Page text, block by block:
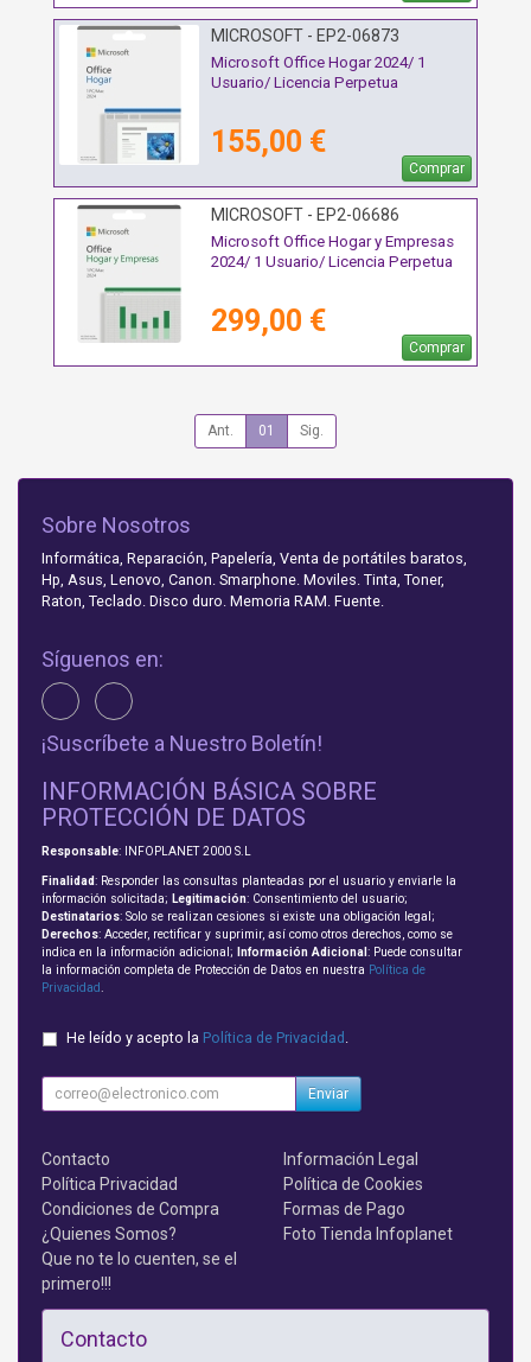
MICROSOFT - EP2-06873
Microsoft Office Hogar 2024/ 1
Usuario/ Licencia Perpetua
155,00 €
Comprar
MICROSOFT - EP2-06686
Microsoft Office Hogar y Empresas
2024/ 1 Usuario/ Licencia Perpetua
299,00 €
Comprar
Ant. 01 Sig.
Sobre Nosotros
Informática, Reparación, Papelería, Venta de portátiles baratos,
Hp, Asus, Lenovo, Canon. Smarphone. Moviles. Tinta, Toner,
Raton, Teclado. Disco duro. Memoria RAM. Fuente.
Síguenos en:
¡Suscríbete a Nuestro Boletín!
INFORMACIÓN BÁSICA SOBRE
PROTECCIÓN DE DATOS
Responsable: INFOPLANET 2000 S.L
Finalidad: Responder las consultas planteadas por el usuario y enviarle la
información solicitada; Legitimación: Consentimiento del usuario;
Destinatarios: Solo se realizan cesiones si existe una obligación legal;
Derechos: Acceder, rectificar y suprimir, así como otros derechos, como se
indica en la información adicional;
Información Adicional : Puede consultar
la información completa de Protección de Datos en nuestra Política de
Privacidad
He leído y acepto la Política de Privacidad .
Enviar
Contacto
Información Legal
Política Privacidad
Política de Cookies
Condiciones de Compra
Formas de Pago
¿Quienes Somos?
Foto Tienda Infoplanet
Que no te lo cuenten, se el
primero!!!
Contacto